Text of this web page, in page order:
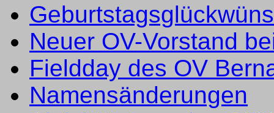
Neuer OV-Vorstand
Fieldday des OV
Namensänderungen